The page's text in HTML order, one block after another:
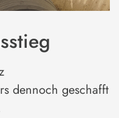
dennoch geschafft